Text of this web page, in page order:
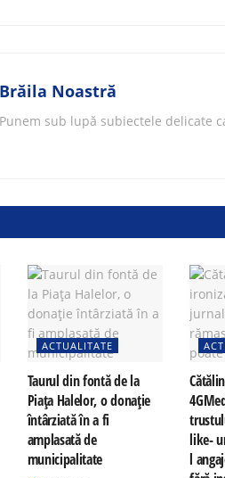
Brăila Noastră
Punem sub lupă subiectele delicate
ACTUALITATE
Taurul din fontă de la
Piața Halelor, o donație
întârziată în a fi
amplasată de
municipalitate
like-
l